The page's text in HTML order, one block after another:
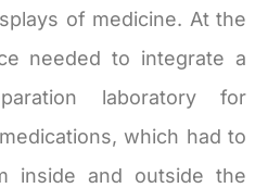
of medicine. At the
needed to integrate a
laboratory for
which had to
inside and outside the